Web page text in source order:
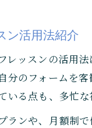
ン活用法紹介
レッスンの活用
分のフォームを
る点も、多忙な
ランや、月額制